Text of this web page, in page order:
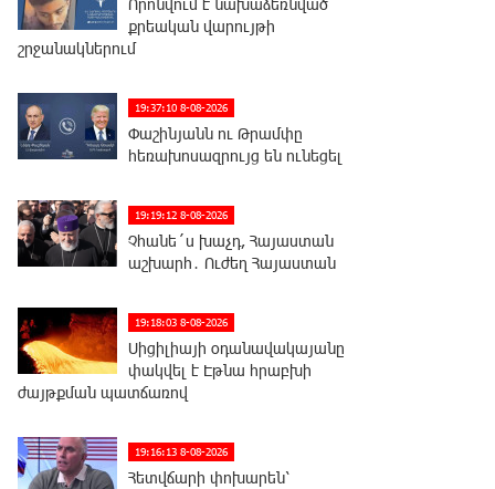
Որոնվում է նախաձեռնված
քրեական վարույթի
շրջանակներում
19:37:10 8-08-2026
Փաշինյանն ու Թրամփը
հեռախոսազրույց են ունեցել
19:19:12 8-08-2026
Չհանե´ս խաչդ, Հայաստան
աշխարհ․ Ուժեղ Հայաստան
19:18:03 8-08-2026
Սիցիլիայի օդանավակայանը
փակվել է Էթնա հրաբխի
ժայթքման պատճառով
19:16:13 8-08-2026
Հետվճարի փոխարեն՝